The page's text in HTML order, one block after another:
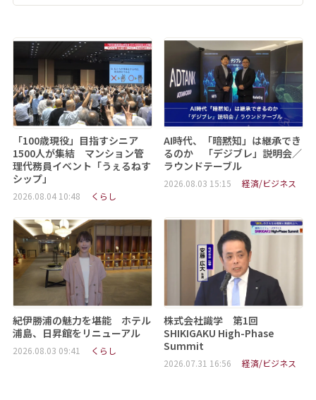
「100歳現役」目指すシニア
1500人が集結 マンション管
理代務員イベント「うぇるねす
シップ」
2026.08.04 10:48 くらし
AI時代、「暗黙知」は継承でき
るのか 「デジブレ」説明会／
ラウンドテーブル
2026.08.03 15:15 経済/ビジネス
紀伊勝浦の魅力を堪能 ホテル
浦島、日昇館をリニューアル
2026.08.03 09:41 くらし
株式会社識学 第1回
SHIKIGAKU High-Phase
Summit
2026.07.31 16:56 経済/ビジネス